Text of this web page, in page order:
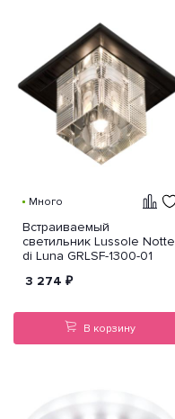
Много
Встраиваемый
светильник Lussole Notte
di Luna GRLSF-1300-01
3 274 ₽
В корзину